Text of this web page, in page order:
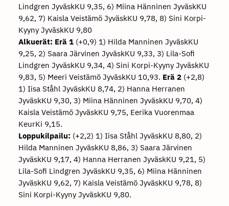
Lindgren JyväskKU 9,35, 6) Miina Hänninen JyväskKU
9,62, 7) Kaisla Veistämö JyväskKU 9,78, 8) Sini Korpi-
Kyyny JyväskKU 9,80
Alkuerät: Erä 1(+0,9) 1) Hilda Manninen JyväskKU
9,25, 2) Saara Järvinen JyväskKU 9,33, 3) Lila-Sofi
Lindgren JyväskKU 9,34, 4) Sini Korpi-Kyyny JyväskKU
9,83, 5) Meeri Veistämö JyväskKU 10,93. Erä 2(+2,8)
1) Iisa Ståhl JyväskKU 8,74, 2) Hanna Herranen
JyväskKU 9,30, 3) Miina Hänninen JyväskKU 9,70, 4)
Kaisla Veistämö JyväskKU 9,75, Eerika Vuorenmaa
KeurKi 9,15.
Loppukilpailu: (+2,2) 1) Iisa Ståhl JyväskKU 8,80, 2)
Hilda Manninen JyväskKU 8,86, 3) Saara Järvinen
JyväskKU 9,17, 4) Hanna Herranen JyväskKU 9,21, 5)
Lila-Sofi Lindgren JyväskKU 9,35, 6) Miina Hänninen
JyväskKU 9,62, 7) Kaisla Veistämö JyväskKU 9,78, 8)
Sini Korpi-Kyyny JyväskKU 9,80.